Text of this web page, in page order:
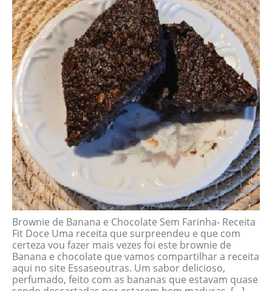
Brownie de Banana e Chocolate Sem Farinha- Receita
Fit Doce Uma receita que surpreendeu e que com
certeza vou fazer mais vezes foi este brownie de
Banana e chocolate que vamos compartilhar a receita
aqui no site Essaseoutras. Um sabor delicioso,
perfumado, feito com as bananas que estavam quase